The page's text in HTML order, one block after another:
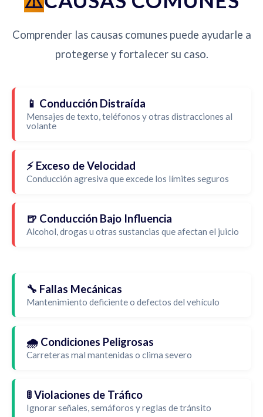
Comprender las causas comunes puede ayudarle a
protegerse y fortalecer su caso.
📱 Conducción Distraída
Mensajes de texto, teléfonos y otras distracciones al
volante
⚡ Exceso de Velocidad
Conducción agresiva que excede los límites seguros
🍺 Conducción Bajo Influencia
Alcohol, drogas u otras sustancias que afectan el juicio
🔧 Fallas Mecánicas
Mantenimiento deficiente o defectos del vehículo
🌧️ Condiciones Peligrosas
Carreteras mal mantenidas o clima severo
🚦 Violaciones de Tráfico
Ignorar señales, semáforos y reglas de tránsito